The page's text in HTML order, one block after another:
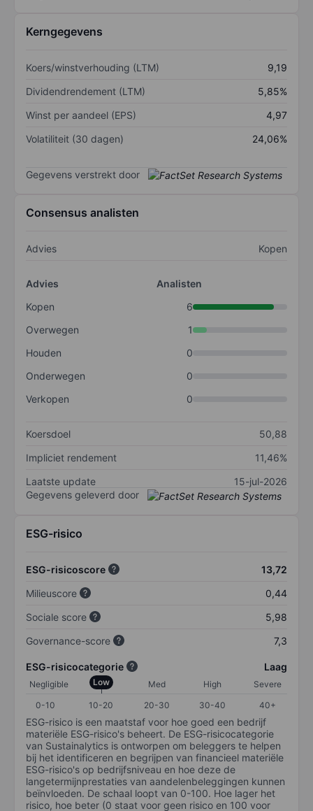
Kerngegevens
Koers/winstverhouding (LTM)
9,19
Dividendrendement (LTM)
5,85%
Winst per aandeel (EPS)
4,97
Volatiliteit (30 dagen)
24,06%
Gegevens verstrekt door
Consensus analisten
Advies Kopen
Advies
Analisten
Kopen
6
Overwegen
1
Houden
0
Onderwegen
0
Verkopen
0
Koersdoel
50,88
Impliciet rendement
11,46%
Laatste update
15-jul-2026
Gegevens geleverd door
ESG-risico
ESG-risicoscore
13,72
Milieuscore
0,44
Sociale score
5,98
Governance-score
7,3
ESG-risicocategorie Laag
Negligible Low Med High
Severe
0-10
10-20 20-30 30-40 40+
ESG-risico is een maatstaf voor hoe goed een bedrijf
materiële ESG-risico's beheert. De ESG-risicocategorie
van Sustainalytics is ontworpen om beleggers te helpen
bij het identificeren en begrijpen van financieel materiële
ESG-risico's op bedrijfsniveau en hoe deze de
langetermijnprestaties van aandelenbeleggingen kunnen
beïnvloeden. De schaal loopt van 0-100. Hoe lager het
risico, hoe beter (0 staat voor geen risico en 100 voor